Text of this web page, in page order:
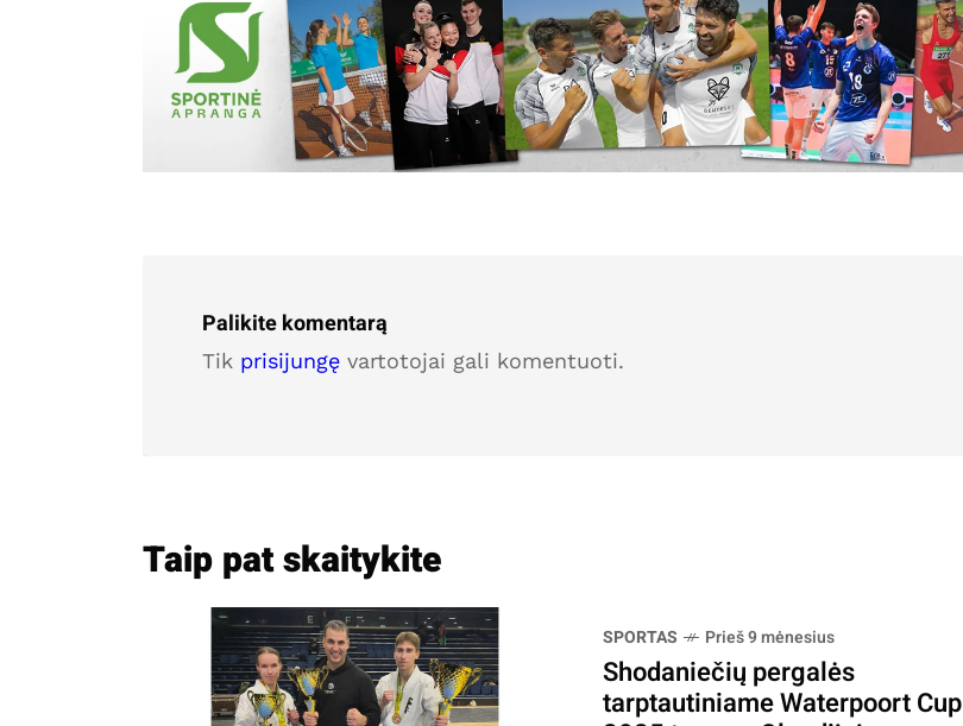
Palikite komentarą
Tik prisijungę vartotojai gali komentuoti.
Taip pat skaitykite
SPORTAS Prieš 9 mėnesius
Shodaniečių pergalės
tarptautiniame Waterpoort Cup